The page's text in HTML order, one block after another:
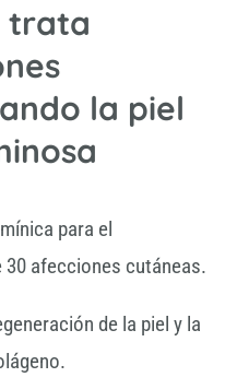
trata
la piel
para el
afecciones cutáneas.
de la piel y la